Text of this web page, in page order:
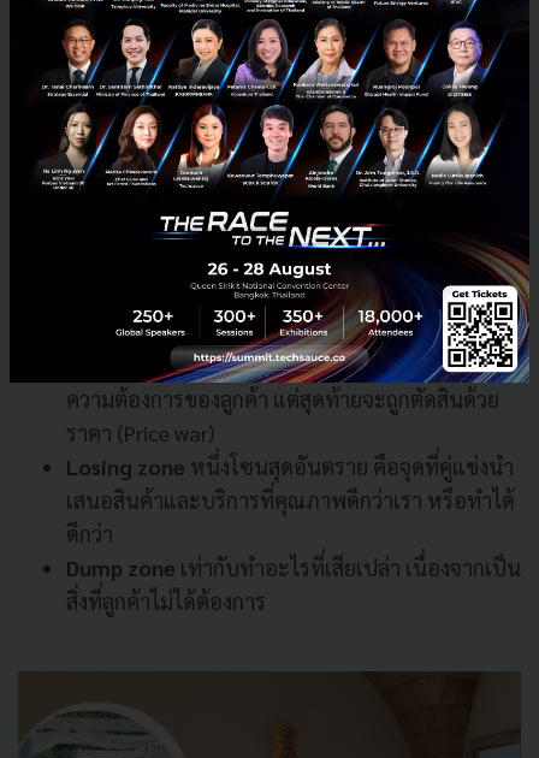
เราควรพยายามให้แบรนด์ของเราอยู่ใน
หรือจุดที่ core competencies ของเราตรงกับ
ความต้องการของลูกค้าพอดี และไม่ซ้ำกับคู่แข่ง
Danger zone
คือโซนที่หลายแบรนด์มักตกไปอยู่
นั้นคือขายทุกอย่างเหมือนกับคู่แข่ง ซึ่งแม้จะตรงกับ
ความต้องการของลูกค้า แต่สุดท้ายจะถูกตัดสินด้วย
ราคา (Price war)
Losing zone หนึ่งโซนสุดอันตราย คือจุดที่คู่แข่งนำ
เสนอสินค้าและบริการที่คุณภาพดีกว่าเรา หรือทำได้
ดีกว่า
Dump zone เท่ากับทำอะไรที่เสียเปล่า เนื่องจากเป็น
สิ่งที่ลูกค้าไม่ได้ต้องการ